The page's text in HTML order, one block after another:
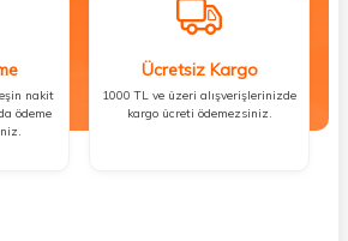
nakit
ödeme
Ücretsiz Kargo
1000 TL ve üzeri alışverişlerinizde
kargo ücreti ödemezsiniz.